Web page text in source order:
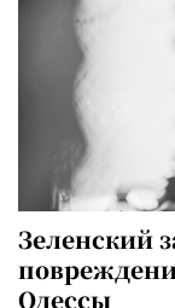
Зеленский
Одессы